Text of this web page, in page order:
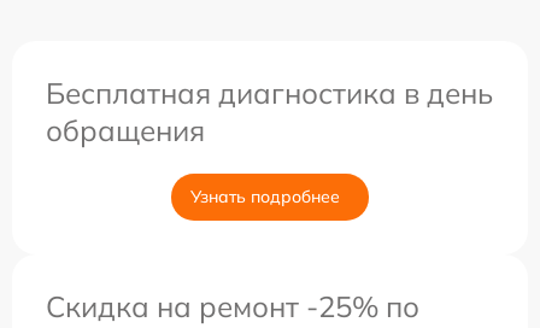
Бесплатная диагностика в день
обращения
Узнать подробнее
Скидка на ремонт -25% по